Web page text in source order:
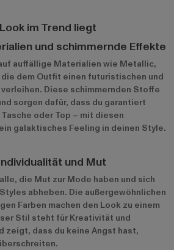
im Trend liegt
und schimmernde Effekte
auffällige Materialien wie Metallic,
dem Outfit einen futuristischen und
Diese schimmernden Stoffe
sorgen dafür, dass du garantiert
oder Top – mit diesen
galaktisches Feeling in deinen Style.
und Mut
die Mut zur Mode haben und sich
abheben. Die außergewöhnlichen
Farben machen den Look zu einem
Stil steht für Kreativität und
zeigt, dass du keine Angst hast,